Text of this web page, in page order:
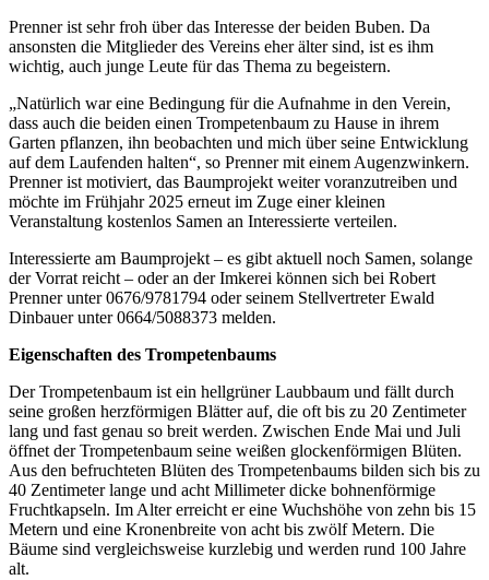
Prenner ist sehr froh über das Interesse der beiden Buben. Da
ansonsten die Mitglieder des Vereins eher älter sind, ist es ihm
wichtig, auch junge Leute für das Thema zu begeistern.
„Natürlich war eine Bedingung für die Aufnahme in den Verein,
dass auch die beiden einen Trompetenbaum zu Hause in ihrem
Garten pflanzen, ihn beobachten und mich über seine Entwicklung
auf dem Laufenden halten“, so Prenner mit einem Augenzwinkern.
Prenner ist motiviert, das Baumprojekt weiter voranzutreiben und
möchte im Frühjahr 2025 erneut im Zuge einer kleinen
Veranstaltung kostenlos Samen an Interessierte verteilen.
Interessierte am Baumprojekt – es gibt aktuell noch Samen, solange
der Vorrat reicht – oder an der Imkerei können sich bei Robert
Prenner unter 0676/9781794 oder seinem Stellvertreter Ewald
Dinbauer unter 0664/5088373 melden.
Eigenschaften des Trompetenbaums
Der Trompetenbaum ist ein hellgrüner Laubbaum und fällt durch
seine großen herzförmigen Blätter auf, die oft bis zu 20 Zentimeter
lang und fast genau so breit werden. Zwischen Ende Mai und Juli
öffnet der Trompetenbaum seine weißen glockenförmigen Blüten.
Aus den befruchteten Blüten des Trompetenbaums bilden sich bis zu
40 Zentimeter lange und acht Millimeter dicke bohnenförmige
Fruchtkapseln. Im Alter erreicht er eine Wuchshöhe von zehn bis 15
Metern und eine Kronenbreite von acht bis zwölf Metern. Die
Bäume sind vergleichsweise kurzlebig und werden rund 100 Jahre
alt.